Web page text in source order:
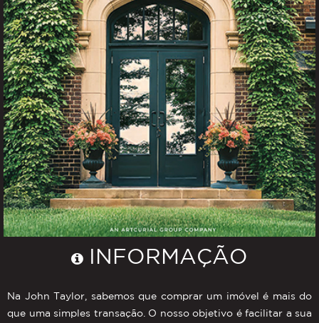
INFORMAÇÃO
Na John Taylor, sabemos que comprar um imóvel é mais do
que uma simples transação. O nosso objetivo é facilitar a sua